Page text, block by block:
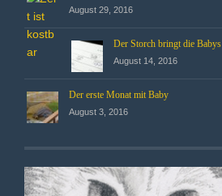
August 29, 2016
Der Storch bringt die Babys
August 14, 2016
Der erste Monat mit Baby
August 3, 2016